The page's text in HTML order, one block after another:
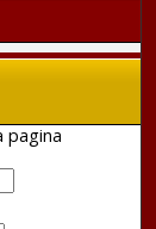
pagina